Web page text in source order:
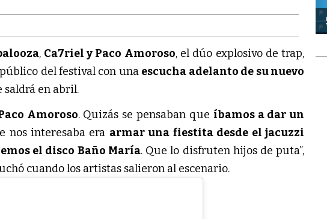
, Ca7riel y Paco Amoroso, el dúo explosivo de trap,
del festival con una escucha adelanto de su nuevo
saldrá en abril.
Amoroso. Quizás se pensaban que íbamos a dar un
nos interesaba era
el disco Baño María. Que lo disfruten hijos de puta”,
cuando los artistas salieron al escenario.